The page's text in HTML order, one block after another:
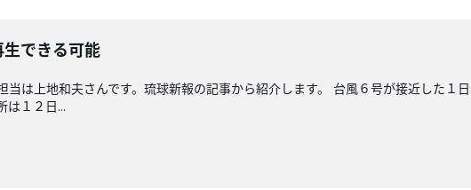
できる可能
当は上地和夫さんです。琉球新報の記事から紹介します。 台風６号が接近した１
は１２日...